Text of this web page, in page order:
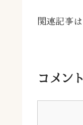
関連記事
コメント